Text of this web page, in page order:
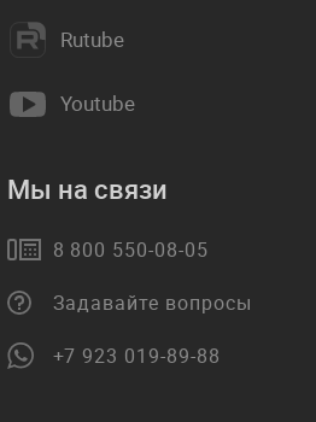
Rutube
Youtube
Мы на связи
8 800 550-08-05
Задавайте вопросы
+7 923 019-89-88